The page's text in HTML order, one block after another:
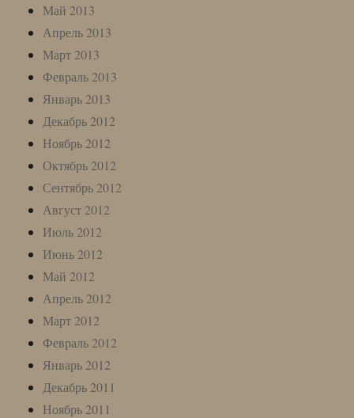
Май 2013
Апрель 2013
Март 2013
Февраль 2013
Январь 2013
Декабрь 2012
Ноябрь 2012
Октябрь 2012
Сентябрь 2012
Август 2012
Июль 2012
Июнь 2012
Май 2012
Апрель 2012
Март 2012
Февраль 2012
Январь 2012
Декабрь 2011
Ноябрь 2011